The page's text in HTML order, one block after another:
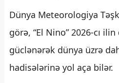
Dünya Meteorologiya
görə, “El Nino” 2026-cı
güclənərək dünya üzrə
hadisələrinə yol aça bilər.